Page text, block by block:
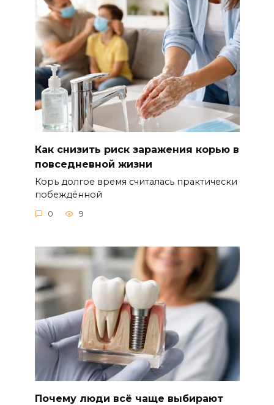
Как снизить риск заражения корью в
повседневной жизни
Корь долгое время считалась практически
побеждённой
0 9
Почему люди всё чаще выбирают